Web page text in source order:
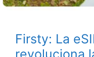
Firsty: La